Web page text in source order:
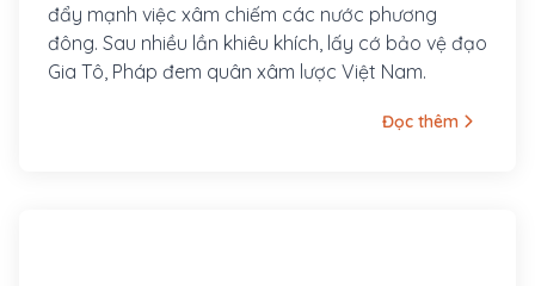
đẩy mạnh việc xâm chiếm các nước phương
đông. Sau nhiều lần khiêu khích, lấy cớ bảo vệ đạo
Gia Tô, Pháp đem quân xâm lược Việt Nam.
Đọc thêm